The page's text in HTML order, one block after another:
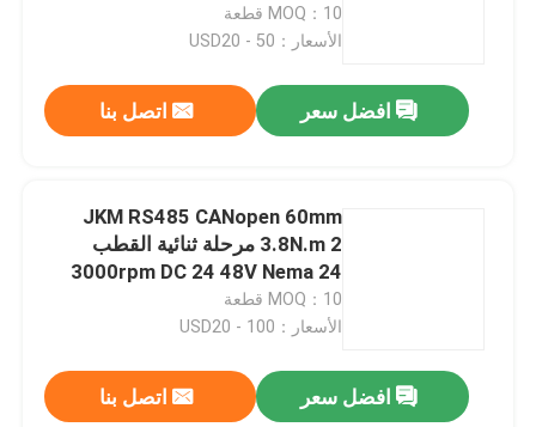
NEMA 17
MOQ：10 قطعة
الأسعار：USD20 - 50
افضل سعر اتصل بنا
JKM RS485 CANopen 60mm
3.8N.m 2 مرحلة ثنائية القطب
3000rpm DC 24 48V Nema 24
محرك خطوة متكاملة مدمجة في
السائق الروبوتية
MOQ：10 قطعة
الأسعار：USD20 - 100
افضل سعر اتصل بنا